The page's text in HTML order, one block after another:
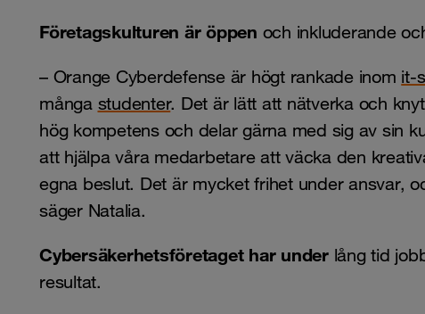
Företagskulturen är öppen och inkluderande
– Orange Cyberdefense är högt rankade inom it-
många studenter. Det är lätt att nätverka och
hög kompetens och delar gärna med sig av sin
att hjälpa våra medarbetare att väcka den
egna beslut. Det är mycket frihet under ansvar,
säger Natalia.
Cybersäkerhetsföretaget har underlång tid
resultat.